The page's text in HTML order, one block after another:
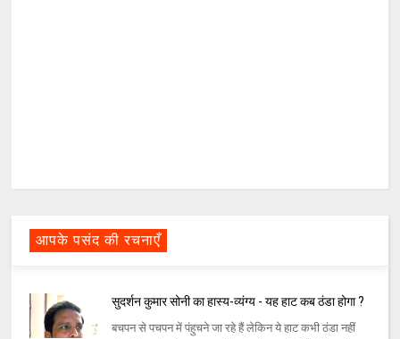
आपके पसंद की रचनाएँ
सुदर्शन कुमार सोनी का हास्य-व्यंग्य - यह हाट कब ठंडा होगा ?
बचपन से पचपन में पंहुचने जा रहे हैं लेकिन ये हाट कभी ठंडा नहीं